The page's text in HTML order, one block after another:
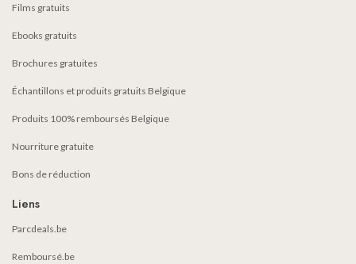
Films gratuits
Ebooks gratuits
Brochures gratuites
Échantillons et produits gratuits Belgique
Produits 100% remboursés Belgique
Nourriture gratuite
Bons de réduction
Liens
Parcdeals.be
Remboursé.be